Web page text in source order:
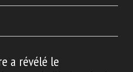
a révélé le